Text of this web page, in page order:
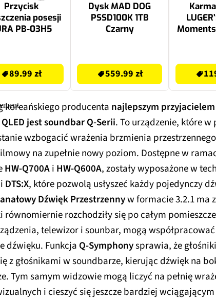
Przycisk
posesji
PB-03H5
89.99 zł
Dysk MAD DOG
PSSD100K 1TB
Czarny
559.99 zł
Moments
koreańskiego producenta najlepszym
QLED jest soundbar Q-Serii. To urządzenie, które w
wzbogacić wrażenia brzmienia
na zupełnie nowy poziom. Dostępne w
HW-Q700Ai HW-Q600A, zostały wyposażone w
i DTS:X, które pozwolą usłyszeć każdy pojedynczy
Dźwięk Przestrzennyw formacie 3.2.1 ma
równomiernie rozchodziły się po całym
telewizor i sounbar, mogą
dźwięku. Funkcja Q-Symphonysprawia, że
z głośnikami w soundbarze, kierując dźwięk na
Tym samym widzowie mogą liczyć na pełnię
i cieszyć się jeszcze bardziej